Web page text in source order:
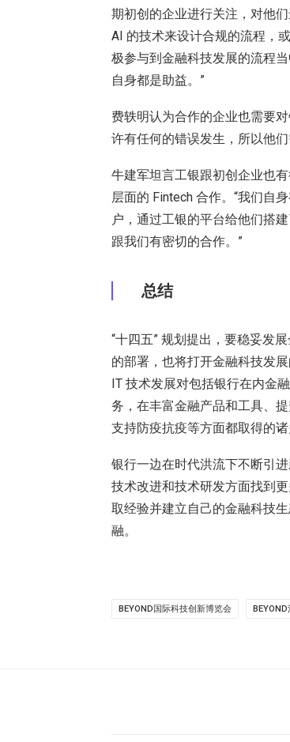
期初创的企业进行关注，对他
AI 的技术来设计合规的流程，
极参与到金融科技发展的流程
自身都是助益。”
费轶明认为合作的企业也需要
许有任何的错误发生，所以他
牛建军坦言工银跟初创企业也
层面的 Fintech 合作。“我们自
户，通过工银的平台给他们搭
跟我们有密切的合作。”
总结
“十四五” 规划提出，要稳妥发
的部署，也将打开金融科技发
IT 技术发展对包括银行在内金
务，在丰富金融产品和工具、
支持防疫抗疫等方面都取得的诸
银行一边在时代洪流下不断引
技术改进和技术研发方面找到
取经验并建立自己的金融科技
融。
BEYOND国际科技创新博览会